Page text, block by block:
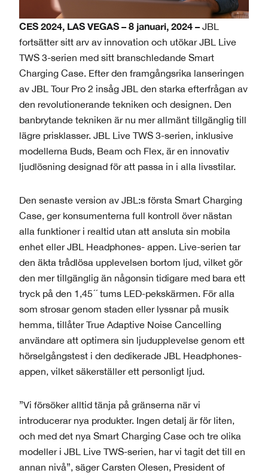
CES 2024, LAS VEGAS – 8 januari, 2024 – JBL
fortsätter sitt arv av innovation och utökar JBL Live
TWS 3-serien med sitt branschledande Smart
Charging Case. Efter den framgångsrika lanseringen
av JBL Tour Pro 2 insåg JBL den starka efterfrågan av
den revolutionerande tekniken och designen. Den
banbrytande tekniken är nu mer allmänt tillgänglig till
lägre prisklasser. JBL Live TWS 3-serien, inklusive
modellerna Buds, Beam och Flex, är en innovativ
ljudlösning designad för att passa in i alla livsstilar.
Den senaste version av JBL:s första Smart Charging
Case, ger konsumenterna full kontroll över nästan
alla funktioner i realtid utan att ansluta sin mobila
enhet eller JBL Headphones- appen. Live-serien tar
den äkta trådlösa upplevelsen bortom ljud, vilket gör
den mer tillgänglig än någonsin tidigare med bara ett
tryck på den 1,45 ́ ́ tums LED-pekskärmen. För alla
som strosar genom staden eller lyssnar på musik
hemma, tillåter True Adaptive Noise Cancelling
användare att optimera sin ljudupplevelse genom ett
hörselgångstest i den dedikerade JBL Headphones-
appen, vilket säkerställer ett personligt ljud.
”Vi försöker alltid tänja på gränserna när vi
introducerar nya produkter. Ingen detalj är för liten,
och med det nya Smart Charging Case och tre olika
modeller i JBL Live TWS-serien, har vi tagit det till en
annan nivå”, säger Carsten Olesen, President of